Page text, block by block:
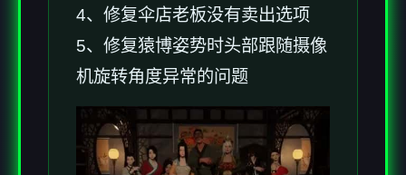
4、修复伞店老板没有卖出选项
5、修复猿博姿势时头部跟随摄像
机旋转角度异常的问题